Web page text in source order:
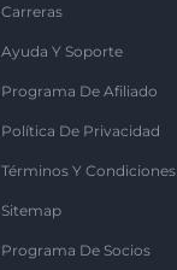
Carreras
Ayuda Y Soporte
Programa De Afiliado
Política De Privacidad
Términos Y Condiciones
Sitemap
Programa De Socios